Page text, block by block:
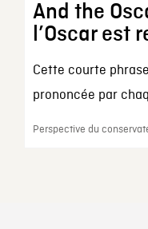
And the
l’Oscar est
Cette courte
prononcée par
Perspective du